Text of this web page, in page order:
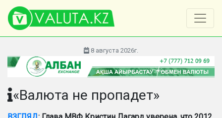
8 августа 2026г.
«Валюта не пропадет»